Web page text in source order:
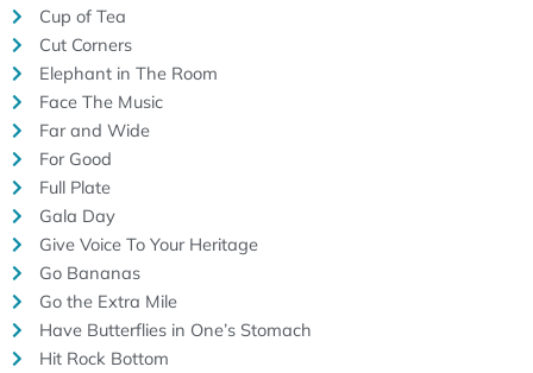
Cup of Tea
Cut Corners
Elephant in The Room
Face The Music
Far and Wide
For Good
Full Plate
Gala Day
Give Voice To Your Heritage
Go Bananas
Go the Extra Mile
Have Butterflies in One’s Stomach
Hit Rock Bottom